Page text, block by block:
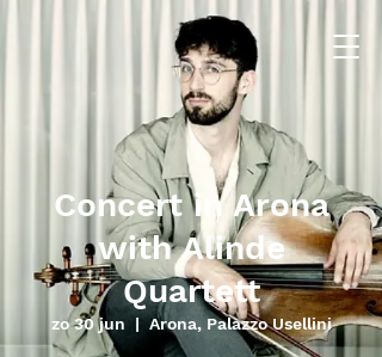
Concert in Arona
with Alinde
Quartett
zo 30 jun
  |
Arona, Palazzo Usellini